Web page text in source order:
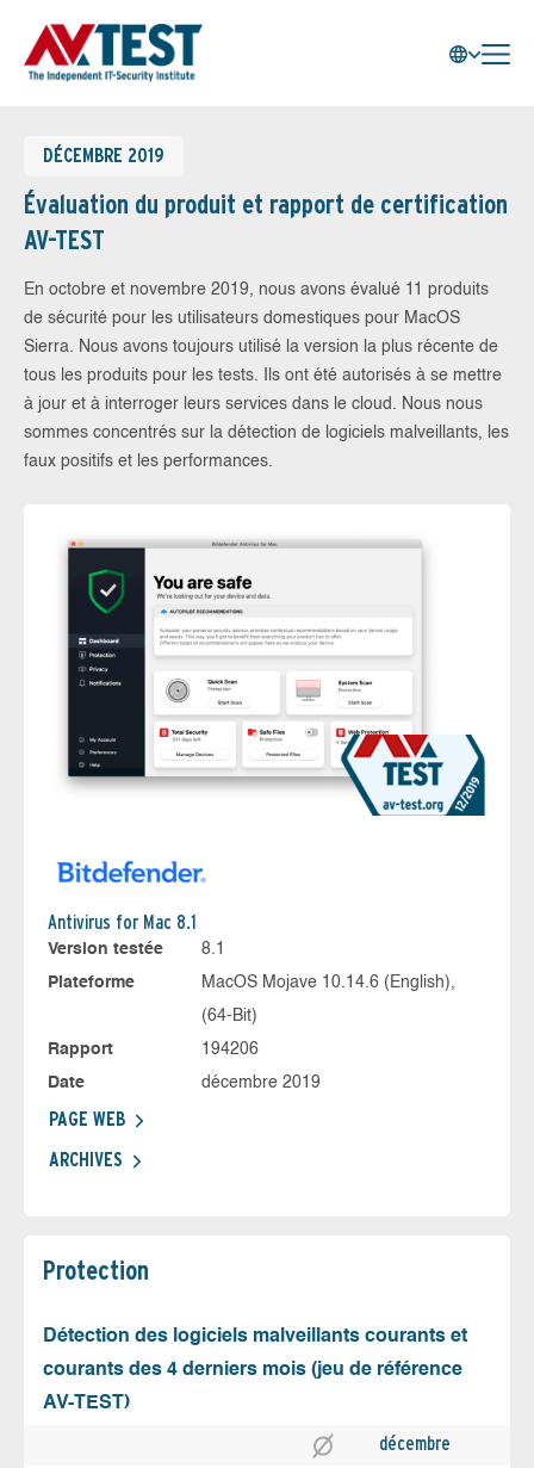
DÉCEMBRE 2019
Évaluation du produit et rapport de certification
AV-TEST
En octobre et novembre 2019, nous avons évalué 11 produits
de sécurité pour les utilisateurs domestiques pour MacOS
Sierra. Nous avons toujours utilisé la version la plus récente de
tous les produits pour les tests. Ils ont été autorisés à se mettre
à jour et à interroger leurs services dans le cloud. Nous nous
sommes concentrés sur la détection de logiciels malveillants, les
faux positifs et les performances.
Antivirus for Mac 8.1
Version testée
8.1
Plateforme
MacOS Mojave 10.14.6 (English),
(64-Bit)
Rapport
194206
Date
décembre 2019
PAGE WEB
ARCHIVES
Protection
Détection des logiciels malveillants courants et
courants des 4 derniers mois (jeu de référence
AV-TEST)
décembre